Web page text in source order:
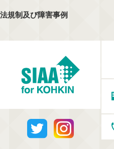
法規制及び障害事例